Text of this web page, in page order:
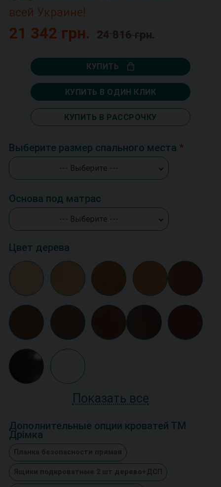
всей Украине!
21 342 грн. 24 816 грн.
КУПИТЬ
КУПИТЬ В ОДИН КЛИК
КУПИТЬ В РАССРОЧКУ
Выберите размер спального места
--- Выберите ---
Основа под матрас
--- Выберите ---
Цвет дерева
Показать все
Дополнительные опции кроватей ТМ
Дрімка
Планка безопасности прямая
Ящики подкроватные 2 шт дерево+ДСП